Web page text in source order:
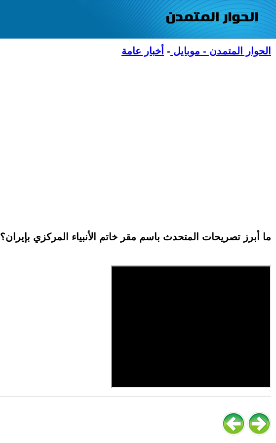
الحوار المتمدن - موبايل - أخبار عامة
ما أبرز تصريحات المتحدث باسم مقر خاتم الأنبياء المركزي بإيران؟